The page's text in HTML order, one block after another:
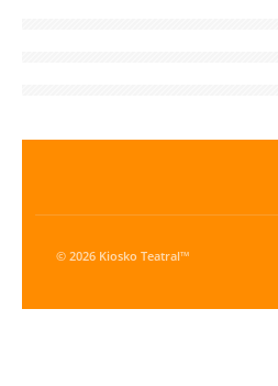
© 2026 Kiosko Teatral™